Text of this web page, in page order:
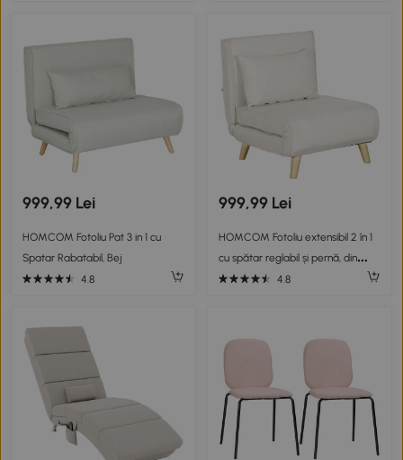
999,99 Lei
HOMCOM Fotoliu Pat 3 in 1 cu
Spatar Rabatabil, Bej
4.8
999,99 Lei
HOMCOM Fotoliu extensibil 2 în 1
cu spătar reglabil și pernă, din
material cu efect de in, 72x78x79
4.8